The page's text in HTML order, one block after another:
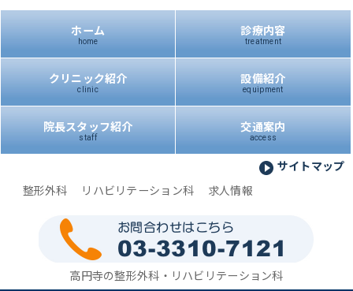
ホーム
home
診療内容
treatment
クリニック紹介
clinic
設備紹介
equipment
院長スタッフ紹介
staff
交通案内
access
サイトマップ
整形外科
リハビリテーション科 求人情報
高円寺の整形外科・リハビリテーション科